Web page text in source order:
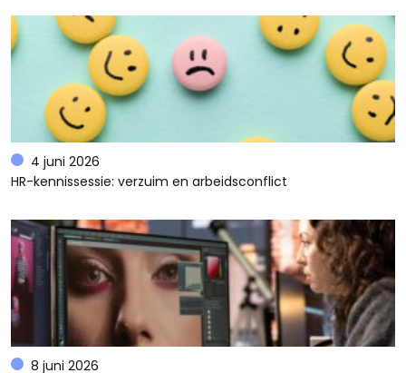
4 juni 2026
HR-kennissessie: verzuim en arbeidsconflict
8 juni 2026